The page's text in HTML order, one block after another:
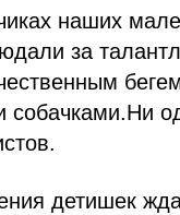
наших
за
собачками.Ни
детишек